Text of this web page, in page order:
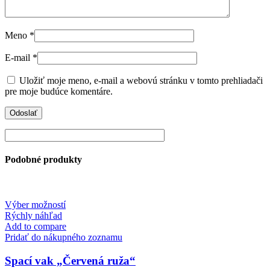
Meno *
E-mail *
Uložiť moje meno, e-mail a webovú stránku v tomto prehliadači
pre moje budúce komentáre.
Podobné produkty
Výber možnostíThis
has
multiple
The
Rýchly náhľad
Add to compare
Pridať do nákupného zoznamu
Spací vak „Červená ruža“